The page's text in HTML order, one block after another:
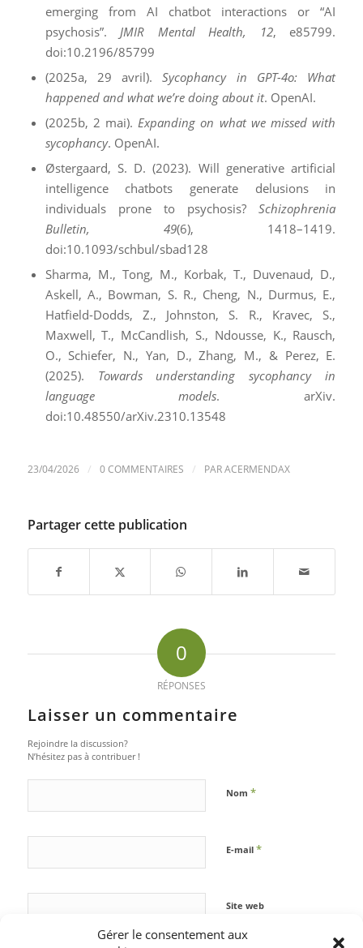
Gérer le consentement aux
emerging from AI chatbot interactions or “AI
psychosis”. JMIR Mental Health, 12, e85799.
doi:10.2196/85799
(2025a, 29 avril).Sycophancy in GPT-4o: What
happened and what we’re doing about it. OpenAI.
(2025b, 2 mai). Expanding on what we missed with
sycophancy. OpenAI.
Østergaard, S. D. (2023). Will generative artificial
intelligence chatbots generate delusions in
individuals prone to psychosis?Schizophrenia
Bulletin, 49(6), 1418–1419.
doi:10.1093/schbul/sbad128
Sharma, M., Tong, M., Korbak, T., Duvenaud, D.,
Askell, A., Bowman, S. R., Cheng, N., Durmus, E.,
Hatfield-Dodds, Z., Johnston, S. R., Kravec, S.,
Maxwell, T., McCandlish, S., Ndousse, K., Rausch,
O., Schiefer, N., Yan, D., Zhang, M., & Perez, E.
(2025). Towards understanding sycophancy in
language models. arXiv.
doi:10.48550/arXiv.2310.13548
23/04/2026 / 0 COMMENTAIRES / PARACERMENDAX
Partager cette publication
0
RÉPONSES
Laisser un commentaire
Rejoindre la discussion?
N’hésitez pas à contribuer !
Nom *
E-mail *
Site web